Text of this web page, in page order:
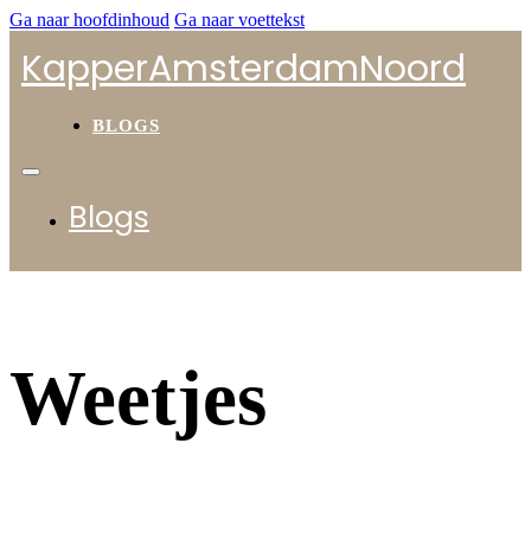
Ga naar hoofdinhoud Ga naar voettekst
KapperAmsterdamNoord
BLOGS
Blogs
Weetjes